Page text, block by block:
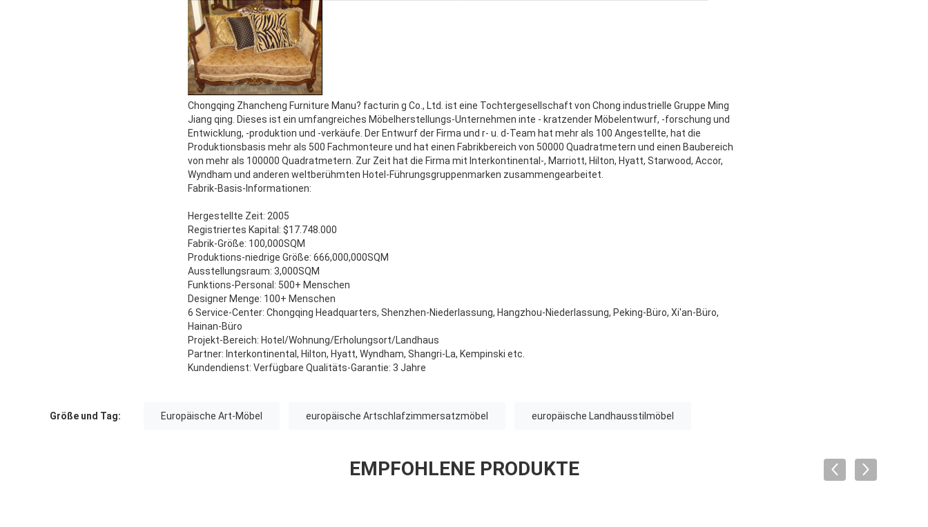
Chongqing Zhancheng Furniture Manu? facturin g Co., Ltd. ist eine Tochtergesellschaft von Chong industrielle Gruppe Ming
Jiang qing. Dieses ist ein umfangreiches Möbelherstellungs-Unternehmen inte - kratzender Möbelentwurf, -forschung und
Entwicklung, -produktion und -verkäufe. Der Entwurf der Firma und r- u. d-Team hat mehr als 100 Angestellte, hat die
Produktionsbasis mehr als 500 Fachmonteure und hat einen Fabrikbereich von 50000 Quadratmetern und einen Baubereich
von mehr als 100000 Quadratmetern. Zur Zeit hat die Firma mit Interkontinental-, Marriott, Hilton, Hyatt, Starwood, Accor,
Wyndham und anderen weltberühmten Hotel-Führungsgruppenmarken zusammengearbeitet.
Fabrik-Basis-Informationen:
Hergestellte Zeit: 2005
Registriertes Kapital: $17.748.000
Fabrik-Größe: 100,000SQM
Produktions-niedrige Größe: 666,000,000SQM
Ausstellungsraum: 3,000SQM
Funktions-Personal: 500+ Menschen
Designer Menge: 100+ Menschen
6 Service-Center: Chongqing Headquarters, Shenzhen-Niederlassung, Hangzhou-Niederlassung, Peking-Büro, Xi'an-Büro,
Hainan-Büro
Projekt-Bereich: Hotel/Wohnung/Erholungsort/Landhaus
Partner: Interkontinental, Hilton, Hyatt, Wyndham, Shangri-La, Kempinski etc.
Kundendienst: Verfügbare Qualitäts-Garantie: 3 Jahre
Größe und Tag: Europäische Art-Möbel europäische Artschlafzimmersatzmöbel europäische Landhausstilmöbel
EMPFOHLENE PRODUKTE